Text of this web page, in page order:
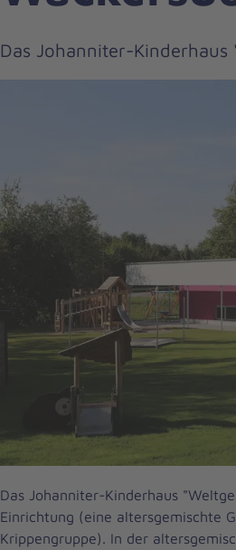
Das Johanniter-
Das Johanniter-Kinderhaus
Einrichtung (eine altersgemischte
Krippengruppe). In der